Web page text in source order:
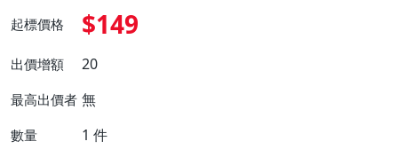
起標價格 $149
出價增額 20
最高出價者 無
數量 1 件